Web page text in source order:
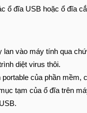
ổ đĩa USB hoặc ổ đĩa
vào máy tính qua
diệt virus thôi.
của phần mềm,
tạm của ổ đĩa trên